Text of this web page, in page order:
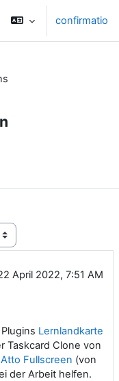
confirmatio
April 2022, 7:51 AM
Lernlandkarte
Taskcard Clone von
Atto Fullscreen (von
der Arbeit helfen.